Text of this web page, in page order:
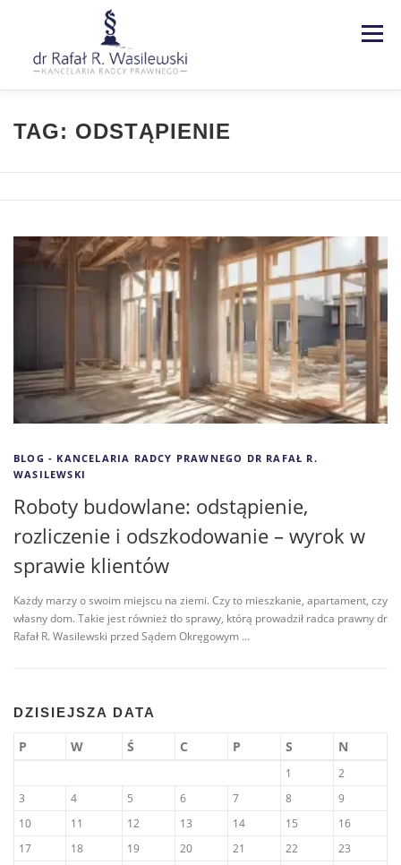
Menu
Strona główna Kancelaria
Blog EN | DE
TAG: ODSTĄPIENIE
BLOG - KANCELARIA RADCY PRAWNEGO DR RAFAŁ R.
WASILEWSKI
Roboty budowlane: odstąpienie,
rozliczenie i odszkodowanie – wyrok w
sprawie klientów
Każdy marzy o swoim miejscu na ziemi. Czy to mieszkanie, apartament, czy
własny dom. Takie jest również tło sprawy, którą prowadził radca prawny dr
Rafał R. Wasilewski przed Sądem Okręgowym …
DZISIEJSZA DATA
P W Ś C P S N
1
2
3
4 5 6 7 8
9
10
11 12 13 14 15
16
17
18 19 20 21 22
23